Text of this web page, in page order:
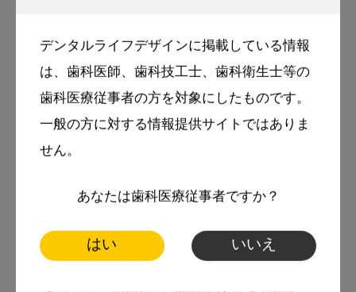
デンタルライフデザインに掲載している情報
は、歯科医師、歯科技工士、歯科衛生士等の
歯科医療従事者の方を対象にしたものです。
一般の方に対する情報提供サイトではありま
せん。
あなたは歯科医療従事者ですか？
はい いいえ
著者
中尾 祐
訪問診療部 副院長